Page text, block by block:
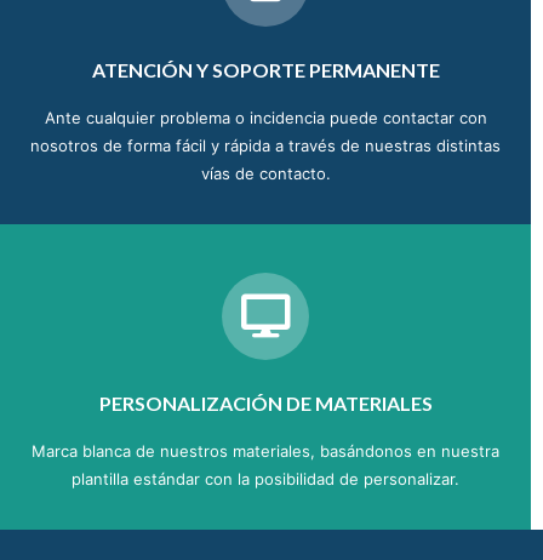
ATENCIÓN Y SOPORTE PERMANENTE
Ante cualquier problema o incidencia puede contactar con
nosotros de forma fácil y rápida a través de nuestras distintas
vías de contacto.
PERSONALIZACIÓN DE MATERIALES
Marca blanca de nuestros materiales, basándonos en nuestra
plantilla estándar con la posibilidad de personalizar.